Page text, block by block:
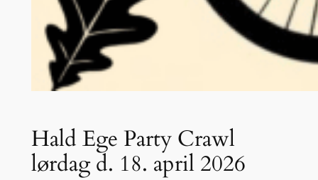
Hald Ege Party Crawl
lørdag d. 18. april 2026